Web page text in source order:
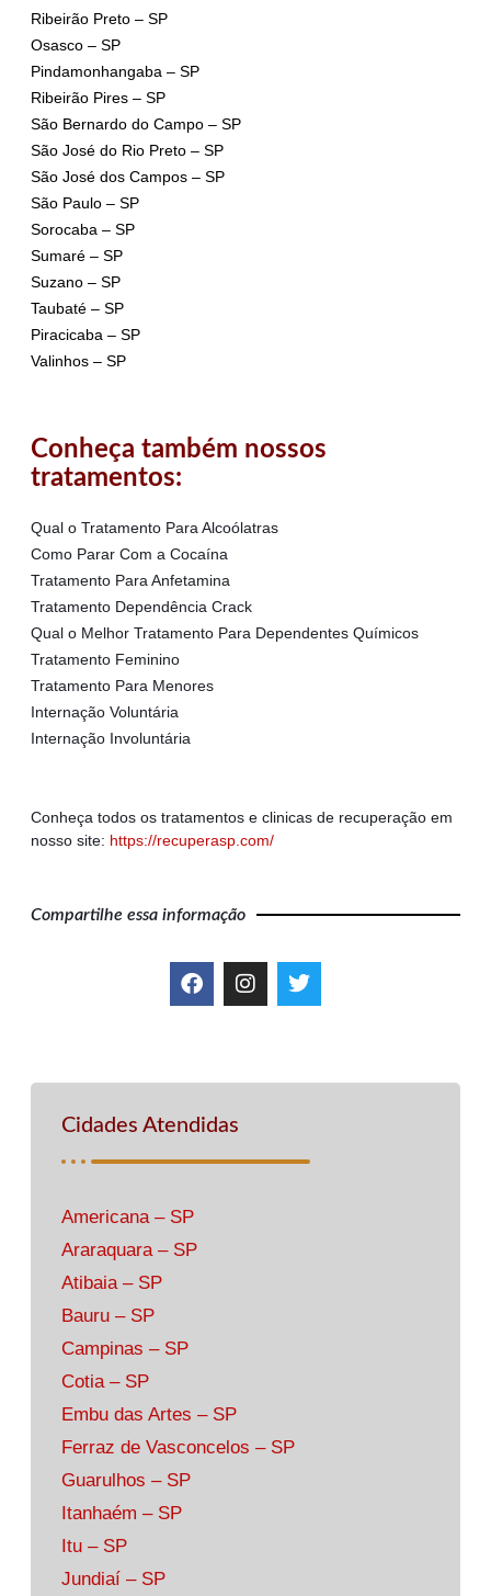
Ribeirão Preto – SP
Osasco – SP
Pindamonhangaba – SP
Ribeirão Pires – SP
São Bernardo do Campo – SP
São José do Rio Preto – SP
São José dos Campos – SP
São Paulo – SP
Sorocaba – SP
Sumaré – SP
Suzano – SP
Taubaté – SP
Piracicaba – SP
Valinhos – SP
Conheça também nossos
tratamentos:
Qual o Tratamento Para Alcoólatras
Como Parar Com a Cocaína
Tratamento Para Anfetamina
Tratamento Dependência Crack
Qual o Melhor Tratamento Para Dependentes Químicos
Tratamento Feminino
Tratamento Para Menores
Internação Voluntária
Internação Involuntária
Conheça todos os tratamentos e clinicas de recuperação em
nosso site: https://recuperasp.com/
Compartilhe essa informação
Cidades Atendidas
Americana – SP
Araraquara – SP
Atibaia – SP
Bauru – SP
Campinas – SP
Cotia – SP
Embu das Artes – SP
Ferraz de Vasconcelos – SP
Guarulhos – SP
Itanhaém – SP
Itu – SP
Jundiaí – SP